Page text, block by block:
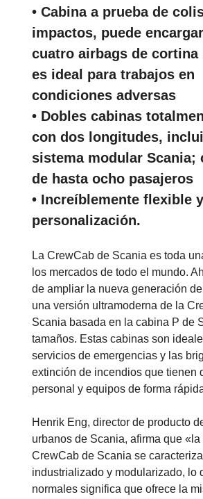
• Cabina a prueba de
impactos, puede
cuatro airbags de cortina
es ideal para trabajos en
condiciones adversas
• Dobles cabinas
con dos longitudes,
sistema modular Scania;
de hasta ocho pasajeros
• Increíblemente flexible
personalización.
La CrewCab de Scania es toda
los mercados de todo el mundo.
de ampliar la nueva generación
una versión ultramoderna de la
Scania basada en la cabina P de
tamaños. Estas cabinas son
servicios de emergencias y las
extinción de incendios que tienen
personal y equipos de forma
Henrik Eng, director de producto
urbanos de Scania, afirma que «la
CrewCab de Scania se
industrializado y modularizado, lo
normales significa que ofrece la